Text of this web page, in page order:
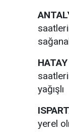
HATAY
yağışlı
yerel